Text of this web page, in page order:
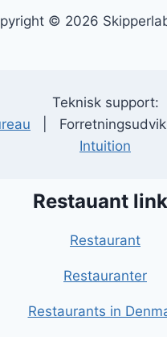
© 2026
Teknisk support:
|
Intuition
Restauant
Restaurant
Restauranter
Restaurants in